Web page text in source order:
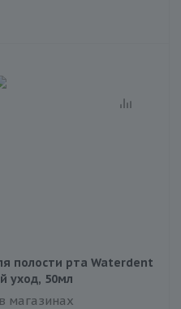
полости рта Waterdent
уход, 50мл
магазинах